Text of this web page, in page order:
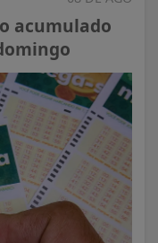
acumulado